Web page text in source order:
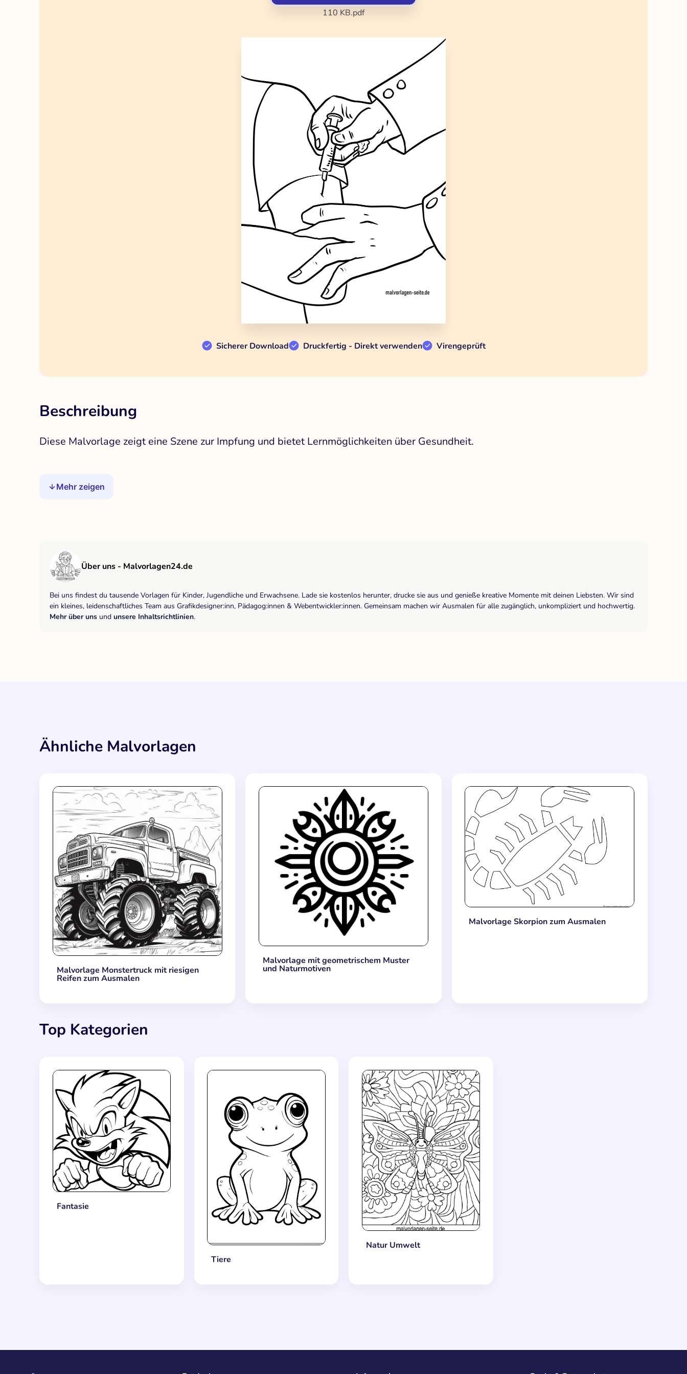
110 KB.pdf
Sicherer Download Druckfertig - Direkt verwenden Virengeprüft
Beschreibung
Diese Malvorlage zeigt eine Szene zur Impfung und bietet Lernmöglichkeiten über Gesundheit.
Mehr zeigen
Über uns - Malvorlagen24.de
Bei uns findest du tausende Vorlagen für Kinder, Jugendliche und Erwachsene. Lade sie kostenlos herunter, drucke sie aus und genieße kreative Momente mit deinen Liebsten. Wir sind
ein kleines, leidenschaftliches Team aus Grafikdesigner:inn, Pädagog:innen & Webentwickler:innen. Gemeinsam machen wir Ausmalen für alle zugänglich, unkompliziert und hochwertig.
Mehr über uns und unsere Inhaltsrichtlinien.
Ähnliche Malvorlagen
Malvorlage Monstertruck mit riesigen
Reifen zum Ausmalen
Malvorlage mit geometrischem Muster
und Naturmotiven
Malvorlage Skorpion zum Ausmalen
Top Kategorien
Fantasie
Tiere
Natur Umwelt